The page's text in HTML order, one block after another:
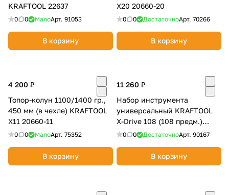
KRAFTOOL 22637
0 0 МалоАрт. 91053
В корзину
X20 20660-20
0 0 ДостаточноАрт. 70266
В корзину
4 200 ₽
Топор-колун 1100/1400 гр.,
450 мм (в чехле) KRAFTOOL
X11 20660-11
0 0 МалоАрт. 75352
В корзину
11 260 ₽
Набор инструмента
универсальный KRAFTOOL
X-Drive 108 (108 предм.)
27888-H108_z03
0 0 ДостаточноАрт. 90167
В корзину